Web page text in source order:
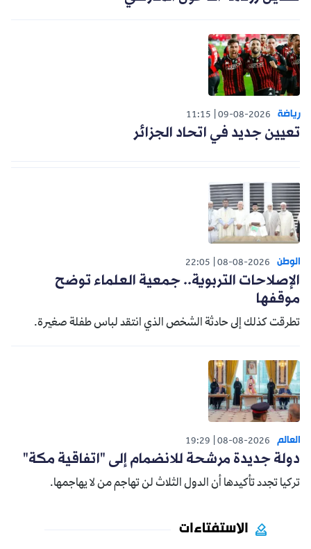
رياضة 09-08-2026
11:15
تعيين جديد في اتحاد الجزائر
الوطن 08-08-2026
22:05
الإصلاحات التربوية.. جمعية العلماء توضح
موقفها
تطرقت كذلك إلى حادثة الشخص الذي انتقد لباس طفلة صغيرة.
العالم 08-08-2026
19:29
دولة جديدة مرشحة للانضمام إلى "اتفاقية مكة"
تركيا تجدد تأكيدها أن الدول الثلاث لن تهاجم من لا يهاجمها.
الاستفتاءات